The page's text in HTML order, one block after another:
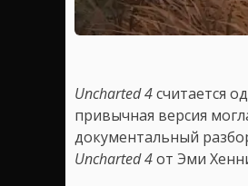
Uncharted 4считается
привычная версия
документальный
Uncharted 4от Эми